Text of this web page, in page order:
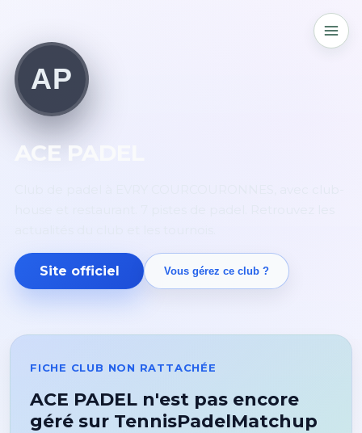
AP
ACE PADEL
Site officiel Vous gérez ce club ?
FICHE CLUB NON RATTACHÉE
ACE PADEL n'est pas encore
géré sur TennisPadelMatchup